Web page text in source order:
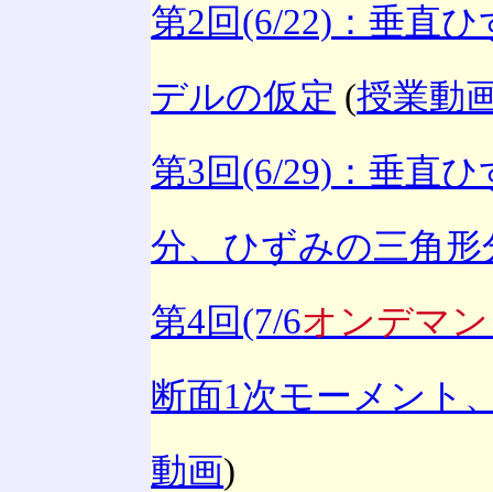
第2回(6/22)：垂直
デルの仮定 (授業動
第3回(6/29)：垂直
分、ひずみの三角形
第4回(7/6オンデマ
断面1次モーメント
動画)